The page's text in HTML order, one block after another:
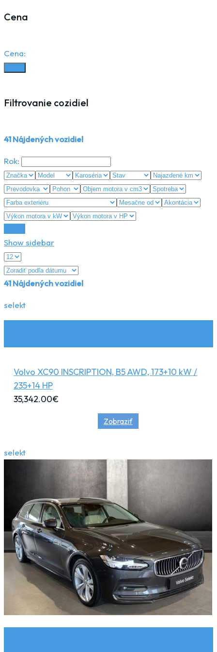
Cena
Cena:
Filtrovanie cozidiel
41Nájdených vozidiel
Rok:
Show sidebar
41Nájdených vozidiel
selekt
Volvo XC90 INSCRIPTION, B5 AWD, 173+10 kW /
235+14 HP
35,342.00€
Zobraziť
selekt